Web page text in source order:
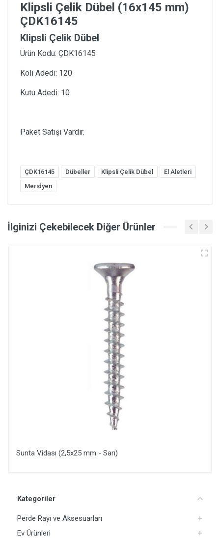
Kategoriler
Perde Rayı ve Aksesuarları
Ev Ürünleri
Klipsli Çelik Dübel (16x145 mm)
ÇDK16145
Klipsli Çelik Dübel
Ürün Kodu: ÇDK16145
Koli Adedi: 120
Kutu Adedi: 10
Paket Satışı Vardır.
ÇDK16145 Dübeller Klipsli Çelik Dübel
El Aletleri
Meridyen
İlginizi Çekebilecek Diğer Ürünler
Sunta Vidası (2,5x25 mm - Sarı)